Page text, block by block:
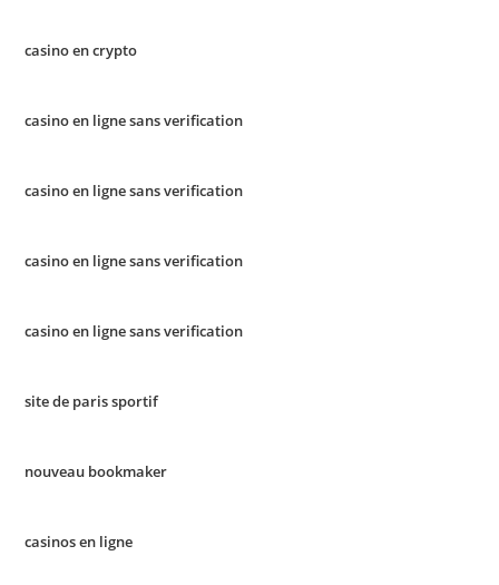
casino en crypto
casino en ligne sans verification
casino en ligne sans verification
casino en ligne sans verification
casino en ligne sans verification
site de paris sportif
nouveau bookmaker
casinos en ligne